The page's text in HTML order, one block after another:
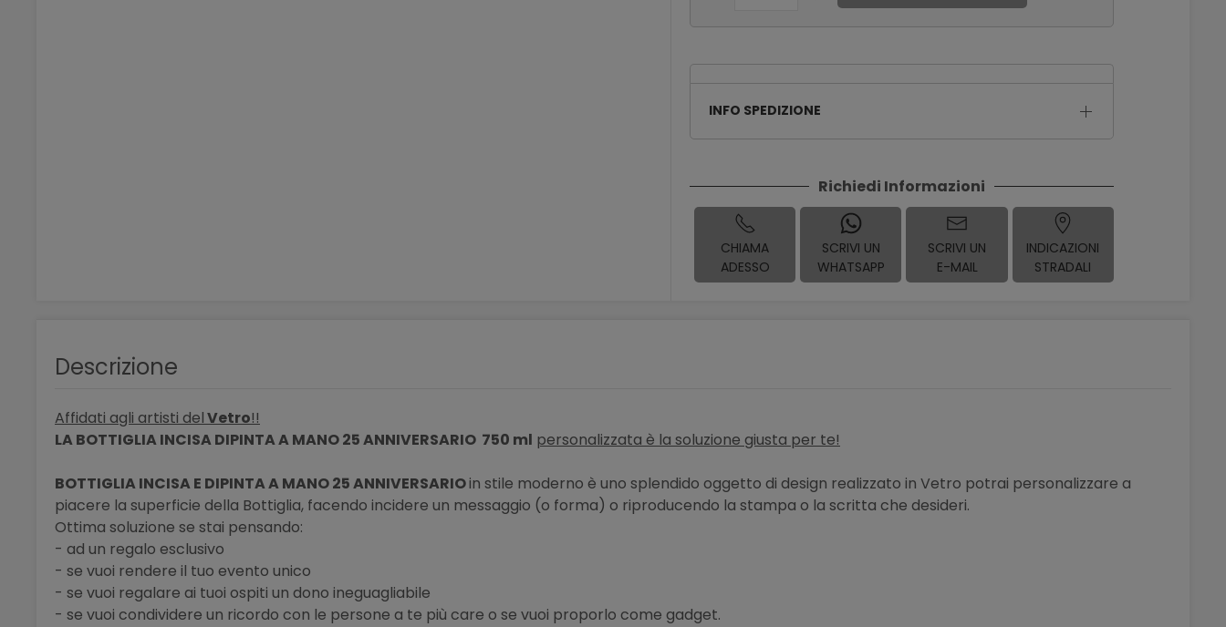
INFO SPEDIZIONE
Richiedi Informazioni
CHIAMA
ADESSO
SCRIVI UN
WHATSAPP
SCRIVI UN
E-MAIL
INDICAZIONI
STRADALI
Descrizione
Affidati agli artisti delVetro!!
LA BOTTIGLIA INCISA DIPINTA A MANO 25 ANNIVERSARIO 750 ml personalizzata è la soluzione giusta per te!
BOTTIGLIA INCISA E DIPINTA A MANO 25 ANNIVERSARIOin stile moderno è uno splendido oggetto di design realizzato in Vetro potrai personalizzare a
piacere la superficie della Bottiglia, facendo incidere un messaggio (o forma) o riproducendo la stampa o la scritta che desideri.
Ottima soluzione se stai pensando:
- ad un regalo esclusivo
- se vuoi rendere il tuo evento unico
- se vuoi regalare ai tuoi ospiti un dono ineguagliabile
- se vuoi condividere un ricordo con le persone a te più care o se vuoi proporlo come gadget.